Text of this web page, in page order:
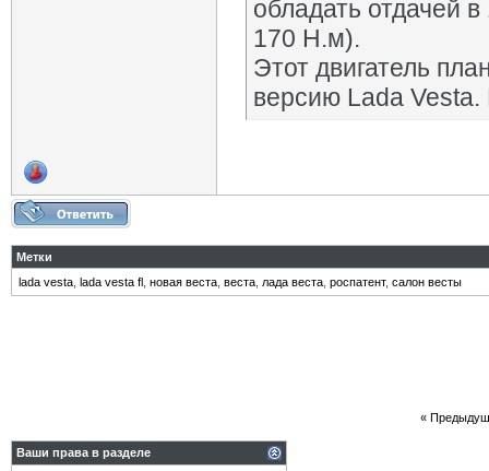
обладать отдачей
170 Н.м).
Этот двигатель
версию Lada Vesta.
Метки
lada vesta lada vesta fl новая веста веста лада веста роспатент, салон весты
«
Ваши права в разделе